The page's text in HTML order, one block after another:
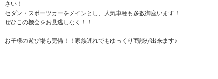
さい！
セダン・スポーツカーをメインとし、人気車種も多数御座います！
ぜひこの機会をお見逃しなく！！
お子様の遊び場も完備！！家族連れでもゆっくり商談が出来ます♪
----------------------------------